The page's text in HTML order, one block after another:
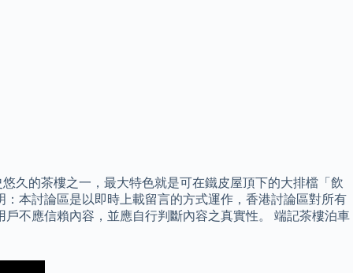
久的茶樓之一，最大特色就是可在鐵皮屋頂下的大排檔「飲
本討論區是以即時上載留言的方式運作，香港討論區對所有
不應信賴內容，並應自行判斷內容之真實性。 端記茶樓泊車